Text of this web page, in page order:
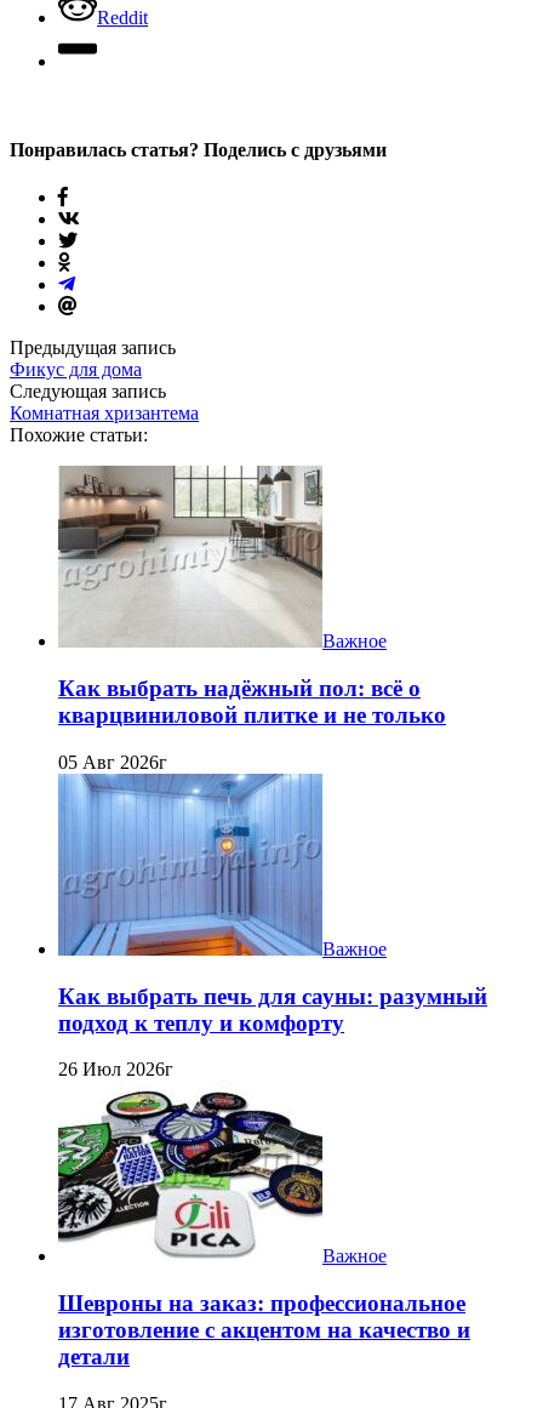
Reddit
Понравилась статья? Поделись с друзьями
Предыдущая запись
Фикус для дома
Следующая запись
Комнатная хризантема
Похожие статьи:
Важное
Как выбрать надёжный пол: всё о
кварцвиниловой плитке и не только
05 Авг 2026г
Важное
Как выбрать печь для сауны: разумный
подход к теплу и комфорту
26 Июл 2026г
Важное
Шевроны на заказ: профессиональное
изготовление с акцентом на качество и
детали
17 Авг 2025г